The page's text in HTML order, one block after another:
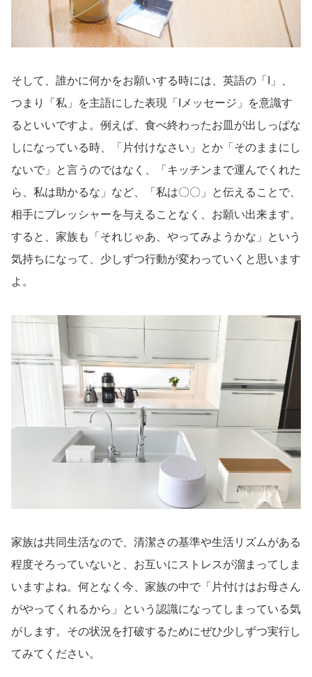
そして、誰かに何かをお願いする時には、英語の「I」、
つまり「私」を主語にした表現「Iメッセージ」を意識す
るといいですよ。例えば、食べ終わったお皿が出しっぱな
しになっている時、「片付けなさい」とか「そのままにし
ないで」と言うのではなく、「キッチンまで運んでくれた
ら、私は助かるな」など、「私は〇〇」と伝えることで、
相手にプレッシャーを与えることなく、お願い出来ます。
すると、家族も「それじゃあ、やってみようかな」という
気持ちになって、少しずつ行動が変わっていくと思います
よ。
家族は共同生活なので、清潔さの基準や生活リズムがある
程度そろっていないと、お互いにストレスが溜まってしま
いますよね。何となく今、家族の中で「片付けはお母さん
がやってくれるから」という認識になってしまっている気
がします。その状況を打破するためにぜひ少しずつ実行し
てみてください。